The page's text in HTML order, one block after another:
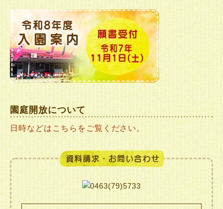
園庭開放について
日時などはこちらをご覧ください。